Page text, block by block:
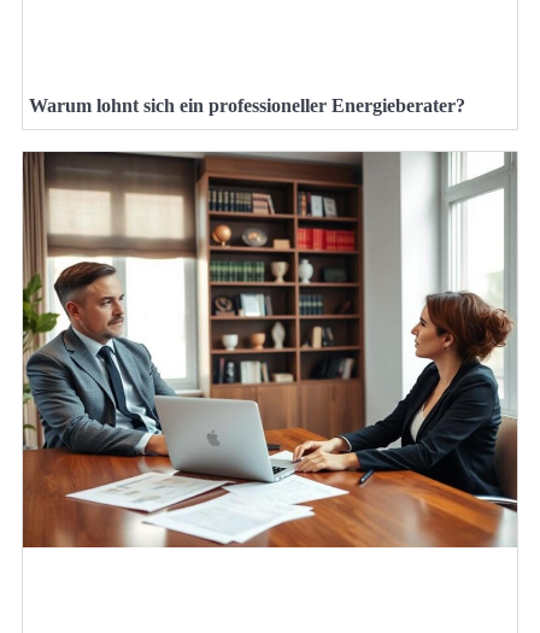
Warum lohnt sich ein professioneller Energieberater?